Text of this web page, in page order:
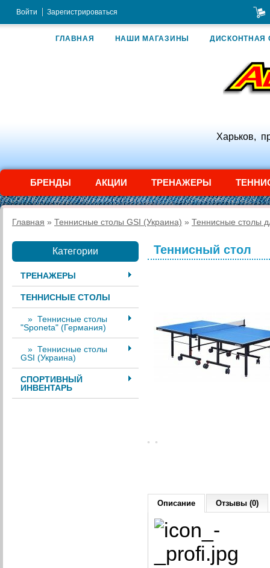
Войти Зарегистрироваться
ГЛАВНАЯ НАШИ МАГАЗИНЫ ДИСКОНТНАЯ
Харьков,
БРЕНДЫ АКЦИИ ТРЕНАЖЕРЫ
Главная » Теннисные столы GSI (Украина) » Теннисные столы
Категории
ТРЕНАЖЕРЫ
ТЕННИСНЫЕ СТОЛЫ
» Теннисные столы
"Sponeta" (Германия)
» Теннисные столы
GSI (Украина)
СПОРТИВНЫЙ
ИНВЕНТАРЬ
Теннисный стол
Описание Отзывы (0)